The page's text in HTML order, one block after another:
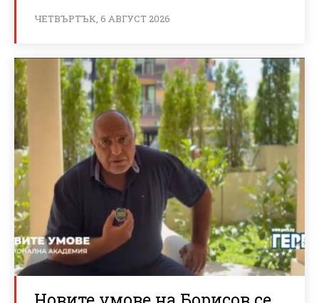
ЧЕТВЪРТЪК, 6 АВГУСТ 2026